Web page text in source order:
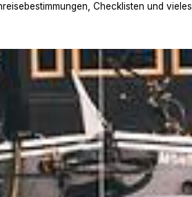
Checklisten und vieles